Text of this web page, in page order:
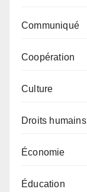
Communiqué
Coopération
Culture
Droits humains
Économie
Éducation